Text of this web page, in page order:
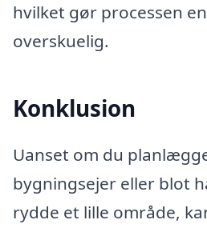
hvilket gør processen
overskuelig.
Konklusion
Uanset om du
bygningsejer eller blot
rydde et lille område,